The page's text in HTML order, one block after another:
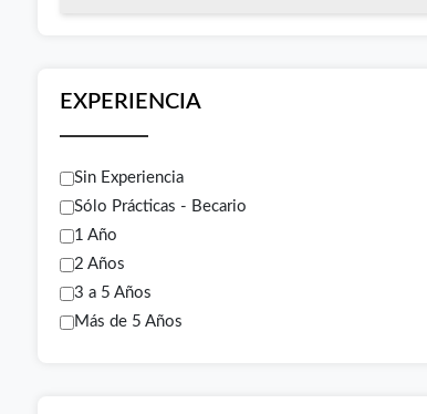
EXPERIENCIA
Sin Experiencia
Sólo Prácticas - Becario
1 Año
2 Años
3 a 5 Años
Más de 5 Años